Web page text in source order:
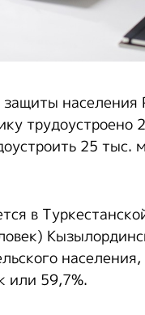
трудоустроено
25 тыс.
в
или 59,7%.